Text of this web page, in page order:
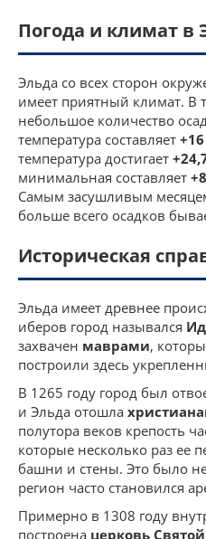
Погода и климат в
Эльда со всех сторон
имеет приятный климат. В
небольшое количество
температура составляет
температура достигает
минимальная составляет
Самым засушливым
больше всего осадков
Историческая
Эльда имеет древнее
иберов город назывался
захвачен маврами,
построили здесь
В 1265 году город был
и Эльда отошла
полутора веков крепость
которые несколько раз ее
башни и стены. Это было
регион часто становился
Примерно в 1308 году
построена церковь